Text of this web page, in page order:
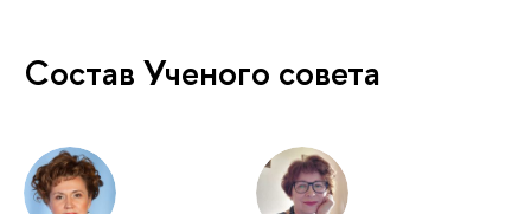
Состав Ученого совета